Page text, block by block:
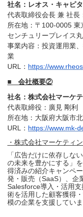
社名：レオス・キャピ
代表取締役会長 兼 社長
所在地：〒100-0005
センチュリープレイス
事業内容：投資運用業
業
URL： https://
■ 会社概要②
社名：株式会社マーケ
代表取締役：廣見 剛利
所在地：大阪府大阪市
URL： https://www.mk-
・株式会社マーケティ
「広告だけに依存しな
の未来を豊かにする」
得済みの紹介キャンペ
発・販売（SaaS）、企
Salesforce導入・活用
術を活用した顧客獲得
模の企業を支援していま